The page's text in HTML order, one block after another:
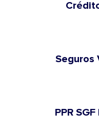
Seguros
PPR